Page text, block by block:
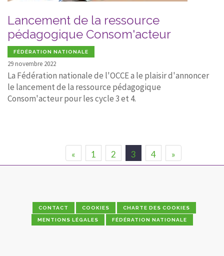
Lancement de la ressource
pédagogique Consom'acteur
FÉDÉRATION NATIONALE
29 novembre 2022
La Fédération nationale de l'OCCE a le plaisir d'annoncer
le lancement de la ressource pédagogique
Consom'acteur pour les cycle 3 et 4.
« 1 2 3 4 »
CONTACT COOKIES CHARTE DES COOKIES
MENTIONS LÉGALES FÉDÉRATION NATIONALE